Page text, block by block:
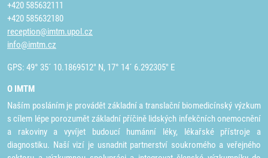
+420 585632111
+420 585632180
reception@imtm.upol.cz
info@imtm.cz
GPS: 49° 35´ 10.1869512" N, 17° 14´ 6.292305" E
O IMTM
Naším posláním je provádět základní a translační biomedicínský výzkum
s cílem lépe porozumět základní příčině lidských infekčních onemocnění
a rakoviny a vyvíjet budoucí humánní léky, lékařské přístroje a
diagnostiku. Naší vizí je usnadnit partnerství soukromého a veřejného